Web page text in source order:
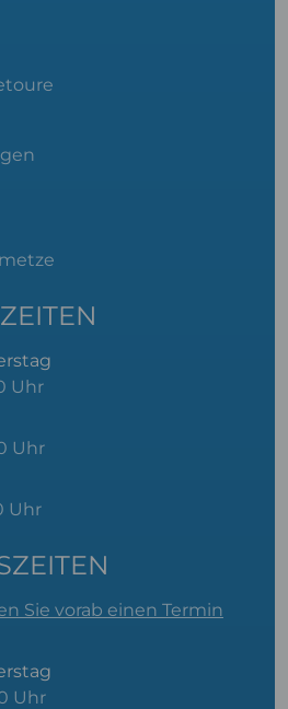
Uhr
Uhr
Uhr
Sie vorab einen Termin
Uhr